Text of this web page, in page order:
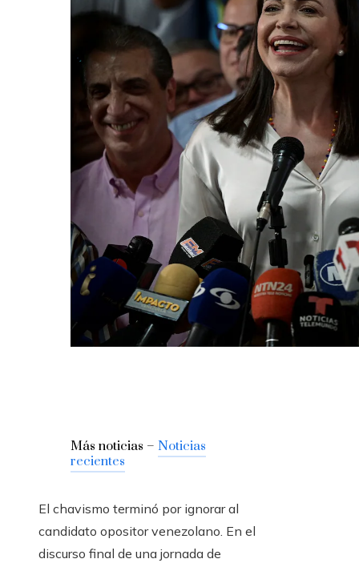
Más noticias – Noticias
recientes
El chavismo terminó por ignorar al
candidato opositor venezolano. En el
discurso final de una jornada de